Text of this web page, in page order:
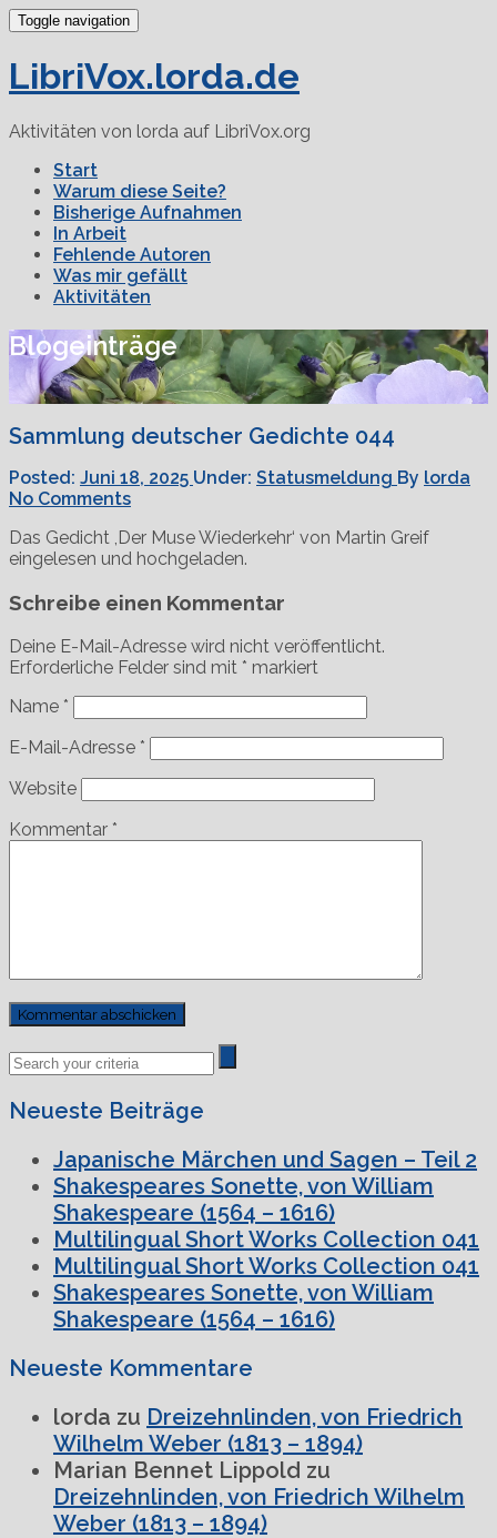
Toggle navigation
LibriVox.lorda.de
Aktivitäten von lorda auf LibriVox.org
Start
Warum diese Seite?
Bisherige Aufnahmen
In Arbeit
Fehlende Autoren
Was mir gefällt
Aktivitäten
Blogeinträge
Sammlung deutscher Gedichte 044
Posted: Juni 18, 2025 Under: Statusmeldung By lorda
No Comments
Das Gedicht ,Der Muse Wiederkehr‘ von Martin Greif
eingelesen und hochgeladen.
Schreibe einen Kommentar
Deine E-Mail-Adresse wird nicht veröffentlicht.
Erforderliche Felder sind mit * markiert
Name *
E-Mail-Adresse *
Website
Kommentar *
Previous
Post
Next
Post
Neueste Beiträge
Japanische Märchen und Sagen – Teil 2
Shakespeares Sonette, von William
Shakespeare (1564 – 1616)
Multilingual Short Works Collection 041
Multilingual Short Works Collection 041
Shakespeares Sonette, von William
Shakespeare (1564 – 1616)
Neueste Kommentare
lorda zu Dreizehnlinden, von Friedrich
Wilhelm Weber (1813 – 1894)
Marian Bennet Lippold zu
Dreizehnlinden, von Friedrich Wilhelm
Weber (1813 – 1894)